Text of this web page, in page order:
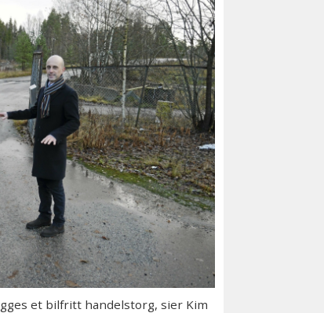
et bilfritt handelstorg, sier Kim